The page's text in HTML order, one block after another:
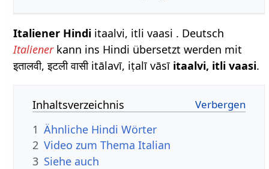
Italiener Hindi itaalvi, itli vaasi . Deutsch
Italienerkann ins Hindi übersetzt werden mit
इतालवी, इटली वासी itālavī, iṭalī vāsī itaalvi, itli vaasi.
Inhaltsverzeichnis
1 Ähnliche Hindi Wörter
2 Video zum Thema Italian
3 Siehe auch